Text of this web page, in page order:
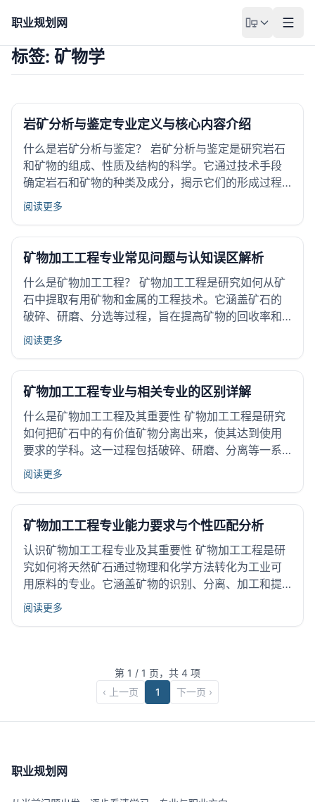
职业规划网
标签: 矿物学
岩矿分析与鉴定专业定义与核心内容介绍
什么是岩矿分析与鉴定？ 岩矿分析与鉴定是研究岩石
和矿物的组成、性质及结构的科学。它通过技术手段
确定岩石和矿物的种类及成分，揭示它们的形成过程
和特征。这个过程涉及实验室检测和现场观察，目的
岩矿分析与鉴定对地质学、矿业和环境科学非常重
要。它帮助判断矿藏价值...
阅读更多
矿物加工工程专业常见问题与认知误区解析
什么是矿物加工工程？ 矿物加工工程是研究如何从矿
石中提取有用矿物和金属的工程技术。它涵盖矿石的
破碎、研磨、分选等过程，旨在提高矿物的回收率和
质量。这个专业在采矿、冶金和材料制造等现代工业
源浪费，还能降低环境污染，推动资源的可持续利
用。 矿物加工工程专业的...
阅读更多
矿物加工工程专业与相关专业的区别详解
什么是矿物加工工程及其重要性 矿物加工工程是研究
如何把矿石中的有价值矿物分离出来，使其达到使用
要求的学科。这一过程包括破碎、研磨、分离等一系
列技术手段。矿物加工工程关乎资源的高效利用，它
国家矿业发展和经济建设具有重要作用，使获得的矿
物产品满足工业生产需求...
阅读更多
矿物加工工程专业能力要求与个性匹配分析
认识矿物加工工程专业及其重要性 矿物加工工程是研
究如何将天然矿石通过物理和化学方法转化为工业可
用原料的专业。它涵盖矿物的识别、分离、加工和提
纯等过程。学习这个专业可以掌握资源有效利用的技
阅读更多
第 1 / 1 页，共 4 项
‹ 上一页
1 下一页 ›
职业规划网